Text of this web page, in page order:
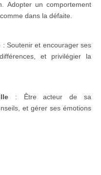
Adopter un comportement
dans la défaite.
: Soutenir et encourager ses
et privilégier la
: Être acteur de sa
et gérer ses émotions